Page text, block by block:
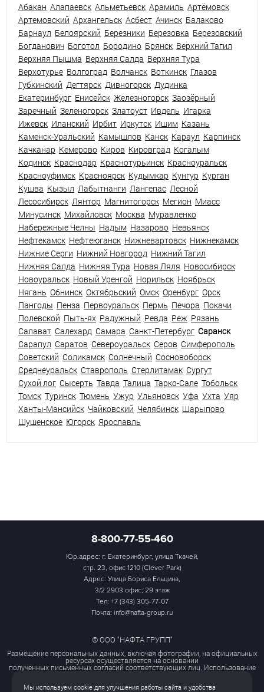
Абакан Алапаевск Альметьевск Арамиль Артёмовск
Артемовский Архангельск Асбест Ачинск Балаково
Барнаул Белоярский Березники Березовка Березовский
Богданович Боготол Бородино Брянск Верхний Тагил
Верхняя Пышма Верхняя Салда Верхняя Тура
Верхотурье Волгоград Волчанск Воткинск Глазов
Губкинский Дегтярск Дивногорск Дудинка
Екатеринбург Енисейск Железногорск Заозёрный
Заречный Зеленогорск Златоуст Ивдель Игарка
Ижевск Иланский Ирбит Иркутск Ишим Казань
Каменск-Уральский Камышлов Канск Караул Карпинск
Качканар Кемерово Киров Кировград Когалым
Кодинск Краснодар Краснотурьинск Красноуральск
Красноуфимск Красноярск Кудымкар Кунгур Курган
Кушва Кызыл Лабытнанги Лангепас Лесной
Лесосибирск Лянтор Магнитогорск Мегион Миасс
Минусинск Михайловск Москва Муравленко
Набережные Челны Надым Назарово Невьянск
Нефтекамск Нефтеюганск Нижневартовск Нижнекамск
Нижние Серги Нижний Новгород Нижний Тагил
Нижняя Салда Нижняя Тура Новая Ляля Новосибирск
Новоуральск Новый Уренгой Норильск Ноябрьск
Нягань Обнинск Октябрьский Омск Оренбург Орск
Пангоды Пенза Первоуральск Пермь Печора Покачи
Полевской Пыть-ях Радужный Ревда Реж Рязань
Салават Салехард Самара Санкт-Петербург Саранск
Сарапул Саратов Североуральск Серов Симферополь
Советский Соликамск Солнечный Сосновоборск
Среднеуральск Ставрополь Стерлитамак Сургут
Сухой лог Сысерть Тавда Талица Тарко-Сале Тобольск
Томск Туринск Тюмень Ужур Ульяновск Уфа Ухта Уяр
Ханты-Мансийск Чайковский Челябинск Шарыпово
Шушенское Югорск Ярославль
8-800-77-55-460
Юр.адрес: г. Екатеринбург, улица Ткачей,
стр. 23, офис 1210 (Clever Park)
Адрес: Улица Бориса Ельцина,
3/2 2903 офис; 29 этаж
Тел: +7 (343) 305-77-07
Почта: info@nafta-group.ru
© ООО "НАФТА ГРУПП"
Размещение персональных данных, включая фотографии, на официальных
ресурсах осуществляется на основании
полученных письменных согласий соответствующих лиц. Использование
этих материалов третьими лицами
Мы используем cookie для улучшения работы сайта и удобства